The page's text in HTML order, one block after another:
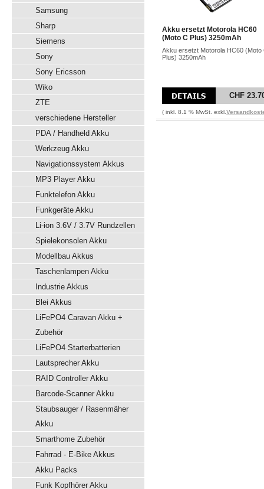
Samsung
Sharp
Siemens
Sony
Sony Ericsson
Wiko
ZTE
verschiedene Hersteller
PDA / Handheld Akku
Werkzeug Akku
Navigationssystem Akkus
MP3 Player Akku
Funktelefon Akku
Funkgeräte Akku
Li-ion 3.6V / 3.7V Rundzellen
Spielekonsolen Akku
Modellbau Akkus
Taschenlampen Akku
Industrie Akkus
Blei Akkus
LiFePO4 Caravan Akku +
Zubehör
LiFePO4 Starterbatterien
Lautsprecher Akku
RAID Controller Akku
Barcode-Scanner Akku
Staubsauger / Rasenmäher
Akku
Smarthome Zubehör
Fahrrad - E-Bike Akkus
Akku Packs
Funk Kopfhörer Akku
Akku ersetzt Motorola HC60
(Moto C Plus) 3250mAh
Akku ersetzt Motorola HC60 (Moto
Plus) 3250mAh
CHF
( inkl. 8.1 % MwSt. exkl.